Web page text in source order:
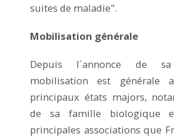
suites de maladie".
Mobilisation générale
Depuis l´annonce de
mobilisation est générale
principaux états majors,
de sa famille biologique
principales associations que